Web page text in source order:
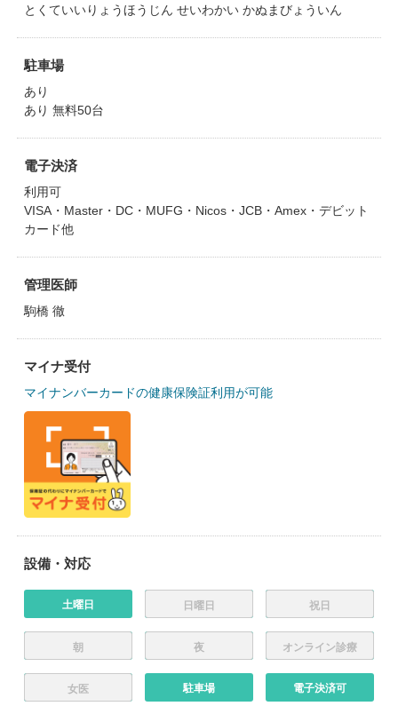
とくていいりょうほうじん せいわかい かぬまびょういん
駐車場
あり
あり 無料50台
電子決済
利用可
VISA・Master・DC・MUFG・Nicos・JCB・Amex・デビット
カード他
管理医師
駒橋 徹
マイナ受付
マイナンバーカードの健康保険証利用が可能
設備・対応
土曜日 日曜日 祝日
朝 夜 オンライン診療
女医 駐車場 電子決済可